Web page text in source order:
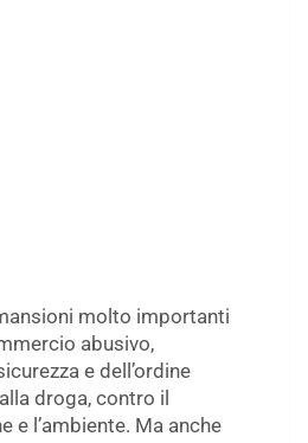
molto importanti
abusivo,
e dell’ordine
droga, contro il
e l’ambiente. Ma anche